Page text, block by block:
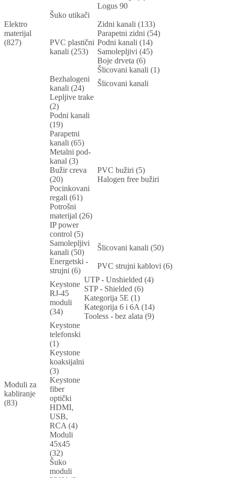
Elektro
materijal
(827)
Logus 90
Šuko utikači
PVC plastični
kanali (253)
Zidni kanali (133)
Parapetni zidni (54)
Podni kanali (14)
Samolepljivi (45)
Boje drveta (6)
Šlicovani kanali (1)
Bezhalogeni
kanali (24)
Šlicovani kanali
Lepljive trake
(2)
Podni kanali
(19)
Parapetni
kanali (65)
Metalni pod-
kanal (3)
Bužir creva
(20)
PVC bužiri (5)
Halogen free bužiri
Pocinkovani
regali (61)
Potrošni
materijal (26)
IP power
control (5)
Samolepljivi
kanali (50)
Šlicovani kanali (50)
Energetski -
strujni (6)
PVC strujni kablovi (6)
Moduli za
kabliranje
(83)
Keystone
RJ-45
moduli
(34)
UTP - Unshielded (4)
STP - Shielded (6)
Kategorija 5E (1)
Kategorija 6 i 6A (14)
Tooless - bez alata (9)
Keystone
telefonski
(1)
Keystone
koaksijalni
(3)
Keystone
fiber
optički
HDMI,
USB,
RCA (4)
Moduli
45x45
(32)
Šuko
moduli